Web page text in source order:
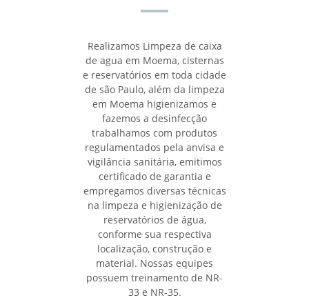
Realizamos Limpeza de caixa
de agua em Moema, cisternas
e reservatórios em toda cidade
de são Paulo, além da limpeza
em Moema higienizamos e
fazemos a desinfecção
trabalhamos com produtos
regulamentados pela anvisa e
vigilância sanitária, emitimos
certificado de garantia e
empregamos diversas técnicas
na limpeza e higienização de
reservatórios de água,
conforme sua respectiva
localização, construção e
material. Nossas equipes
possuem treinamento de NR-
33 e NR-35.